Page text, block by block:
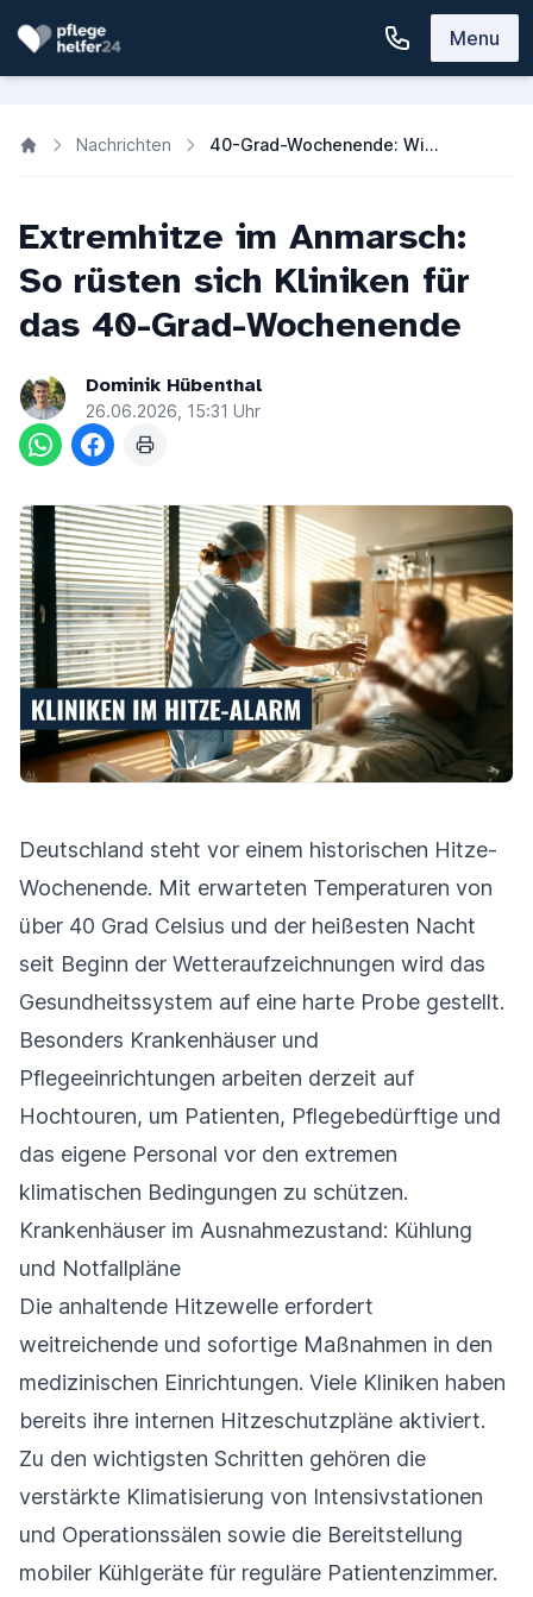
Menu
Nachrichten 40-Grad-Wochenende: Wie sich deutsche Kliniken auf die Hitze wappnen
Extremhitze im Anmarsch:
So rüsten sich Kliniken für
das 40-Grad-Wochenende
Dominik Hübenthal
26.06.2026, 15:31 Uhr
Deutschland steht vor einem historischen Hitze-
Wochenende. Mit erwarteten Temperaturen von
über 40 Grad Celsius und der heißesten Nacht
seit Beginn der Wetteraufzeichnungen wird das
Gesundheitssystem auf eine harte Probe gestellt.
Besonders Krankenhäuser und
Pflegeeinrichtungen arbeiten derzeit auf
Hochtouren, um Patienten, Pflegebedürftige und
das eigene Personal vor den extremen
klimatischen Bedingungen zu schützen.
Krankenhäuser im Ausnahmezustand: Kühlung
und Notfallpläne
Die anhaltende Hitzewelle erfordert
weitreichende und sofortige Maßnahmen in den
medizinischen Einrichtungen. Viele Kliniken haben
bereits ihre internen Hitzeschutzpläne aktiviert.
Zu den wichtigsten Schritten gehören die
verstärkte Klimatisierung von Intensivstationen
und Operationssälen sowie die Bereitstellung
mobiler Kühlgeräte für reguläre Patientenzimmer.